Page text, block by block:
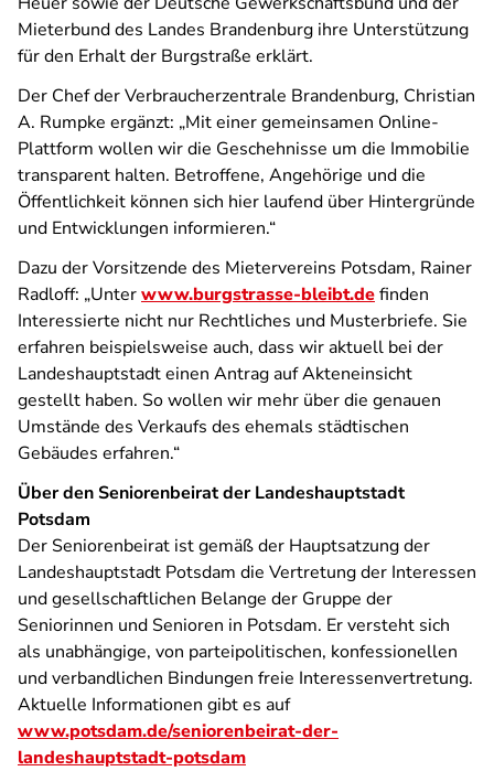
Mieterbund des Landes Brandenburg ihre Unterstützung
für den Erhalt der Burgstraße erklärt.
Der Chef der Verbraucherzentrale Brandenburg, Christian
A. Rumpke ergänzt: „Mit einer gemeinsamen Online-
Plattform wollen wir die Geschehnisse um die Immobilie
transparent halten. Betroffene, Angehörige und die
Öffentlichkeit können sich hier laufend über Hintergründe
und Entwicklungen informieren.“
Dazu der Vorsitzende des Mietervereins Potsdam, Rainer
Radloff: „Unterwww.burgstrasse-bleibt.definden
Interessierte nicht nur Rechtliches und Musterbriefe. Sie
erfahren beispielsweise auch, dass wir aktuell bei der
Landeshauptstadt einen Antrag auf Akteneinsicht
gestellt haben. So wollen wir mehr über die genauen
Umstände des Verkaufs des ehemals städtischen
Gebäudes erfahren.“
Über den Seniorenbeirat der Landeshauptstadt
Potsdam
Der Seniorenbeirat ist gemäß der Hauptsatzung der
Landeshauptstadt Potsdam die Vertretung der Interessen
und gesellschaftlichen Belange der Gruppe der
Seniorinnen und Senioren in Potsdam. Er versteht sich
als unabhängige, von parteipolitischen, konfessionellen
und verbandlichen Bindungen freie Interessenvertretung.
Aktuelle Informationen gibt es auf
www.potsdam.de/seniorenbeirat-der-
landeshauptstadt-potsdam